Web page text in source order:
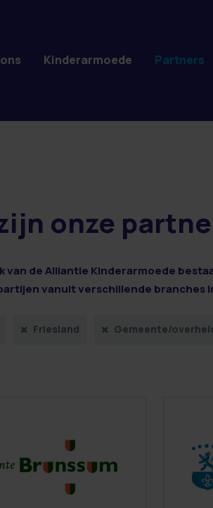
onze
van de Alliantie Kinderarmoede
vanuit verschillende branches
Friesland Gemeente/
Kinderarmoede Partners